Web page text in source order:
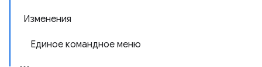
Изменения
Единое командное меню